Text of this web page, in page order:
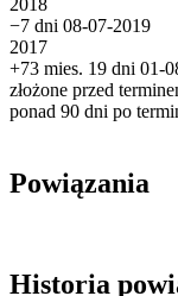
2018
−7 dni 08-07-2019
2017
+73 mies. 19 dni 01-
złożone przed
ponad 90 dni po
Powiązania
Historia